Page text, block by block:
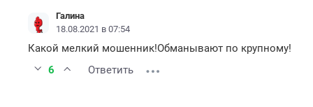
Галина
18.08.2021 в 07:54
Какой мелкий мошенник!Обманывают по крупному!
6
Ответить